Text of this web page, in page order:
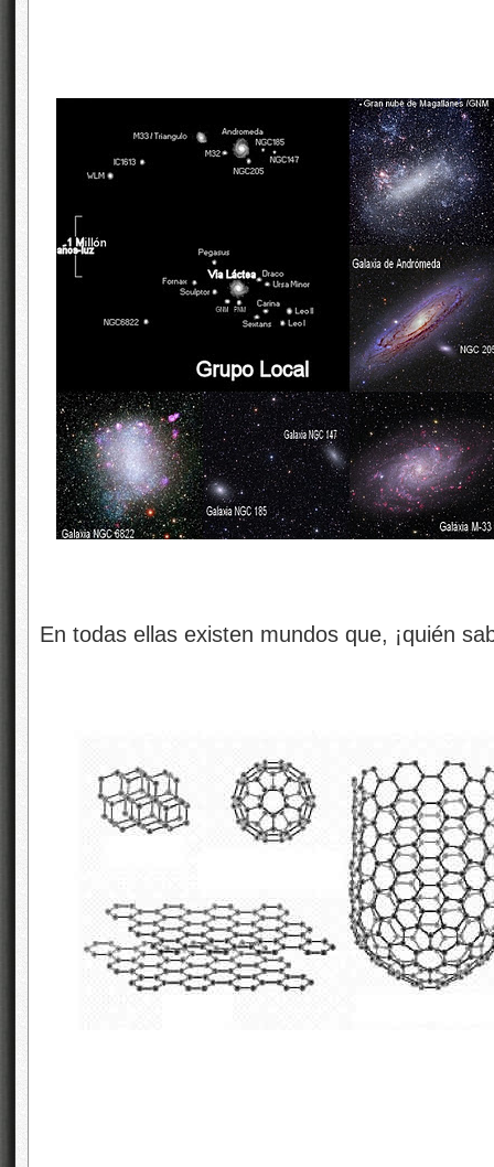
En todas ellas existen mundos que, ¡quién